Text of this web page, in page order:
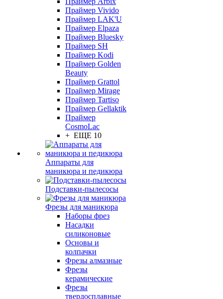
Праймер Vivido
Праймер LAK'U
Праймер Elpaza
Праймер Bluesky
Праймер SH
Праймер Kodi
Праймер Golden
Beauty
Праймер Grattol
Праймер Mirage
Праймер Tartiso
Праймер Gellaktik
Праймер
CosmoLac
+ ЕЩЕ 10
Аппараты для
маникюра и педикюра
Подставки-пылесосы
Фрезы для маникюра
Наборы фрез
Насадки
силиконовые
Основы и
колпачки
Фрезы алмазные
Фрезы
керамические
Фрезы
твердосплавные